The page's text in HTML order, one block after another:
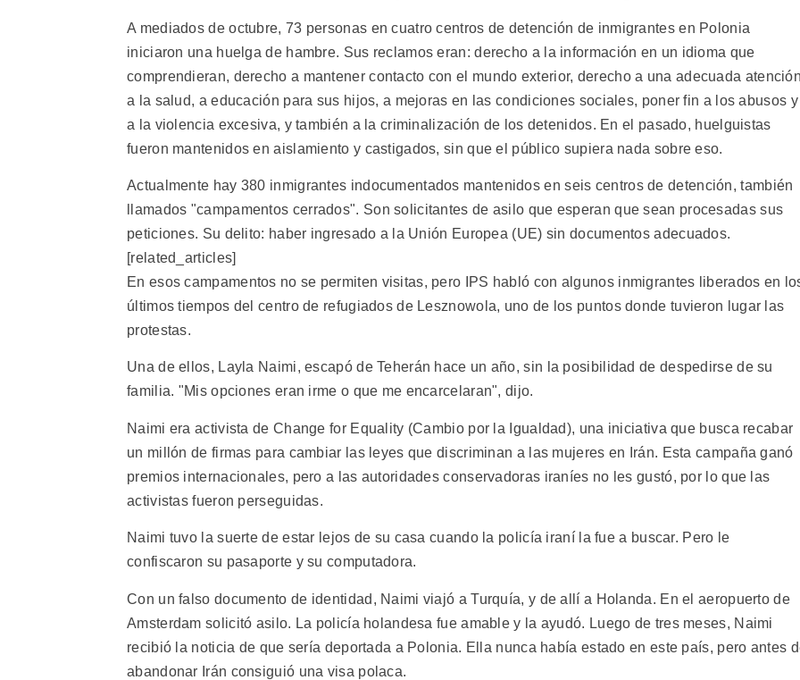
A mediados de octubre, 73 personas en cuatro centros de detención de inmigrantes en Polonia
iniciaron una huelga de hambre. Sus reclamos eran: derecho a la información en un idioma que
comprendieran, derecho a mantener contacto con el mundo exterior, derecho a una adecuada
a la salud, a educación para sus hijos, a mejoras en las condiciones sociales, poner fin a los abusos y
a la violencia excesiva, y también a la criminalización de los detenidos. En el pasado, huelguistas
fueron mantenidos en aislamiento y castigados, sin que el público supiera nada sobre eso.
Actualmente hay 380 inmigrantes indocumentados mantenidos en seis centros de detención, también
llamados "campamentos cerrados". Son solicitantes de asilo que esperan que sean procesadas sus
peticiones. Su delito: haber ingresado a la Unión Europea (UE) sin documentos adecuados.
[related_articles]
En esos campamentos no se permiten visitas, pero IPS habló con algunos inmigrantes liberados en
últimos tiempos del centro de refugiados de Lesznowola, uno de los puntos donde tuvieron lugar las
protestas.
Una de ellos, Layla Naimi, escapó de Teherán hace un año, sin la posibilidad de despedirse de su
familia. "Mis opciones eran irme o que me encarcelaran", dijo.
Naimi era activista de Change for Equality (Cambio por la Igualdad), una iniciativa que busca recabar
un millón de firmas para cambiar las leyes que discriminan a las mujeres en Irán. Esta campaña ganó
premios internacionales, pero a las autoridades conservadoras iraníes no les gustó, por lo que las
activistas fueron perseguidas.
Naimi tuvo la suerte de estar lejos de su casa cuando la policía iraní la fue a buscar. Pero le
confiscaron su pasaporte y su computadora.
Con un falso documento de identidad, Naimi viajó a Turquía, y de allí a Holanda. En el aeropuerto de
Amsterdam solicitó asilo. La policía holandesa fue amable y la ayudó. Luego de tres meses, Naimi
recibió la noticia de que sería deportada a Polonia. Ella nunca había estado en este país, pero antes
abandonar Irán consiguió una visa polaca.